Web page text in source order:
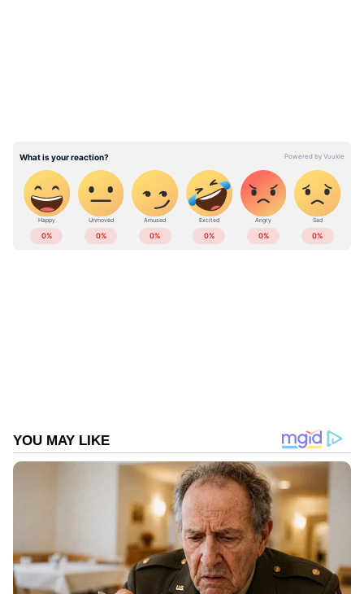
അതേപോലെ മുഖത്ത് നന്നായി തേച്ചു
പിടിപ്പിക്കുന്നതും മുഖം തിളങ്ങാന്‍
സഹായിക്കും.
ABOUT THE AUTHOR